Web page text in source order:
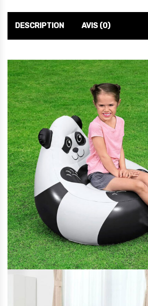
DESCRIPTION AVIS (0)